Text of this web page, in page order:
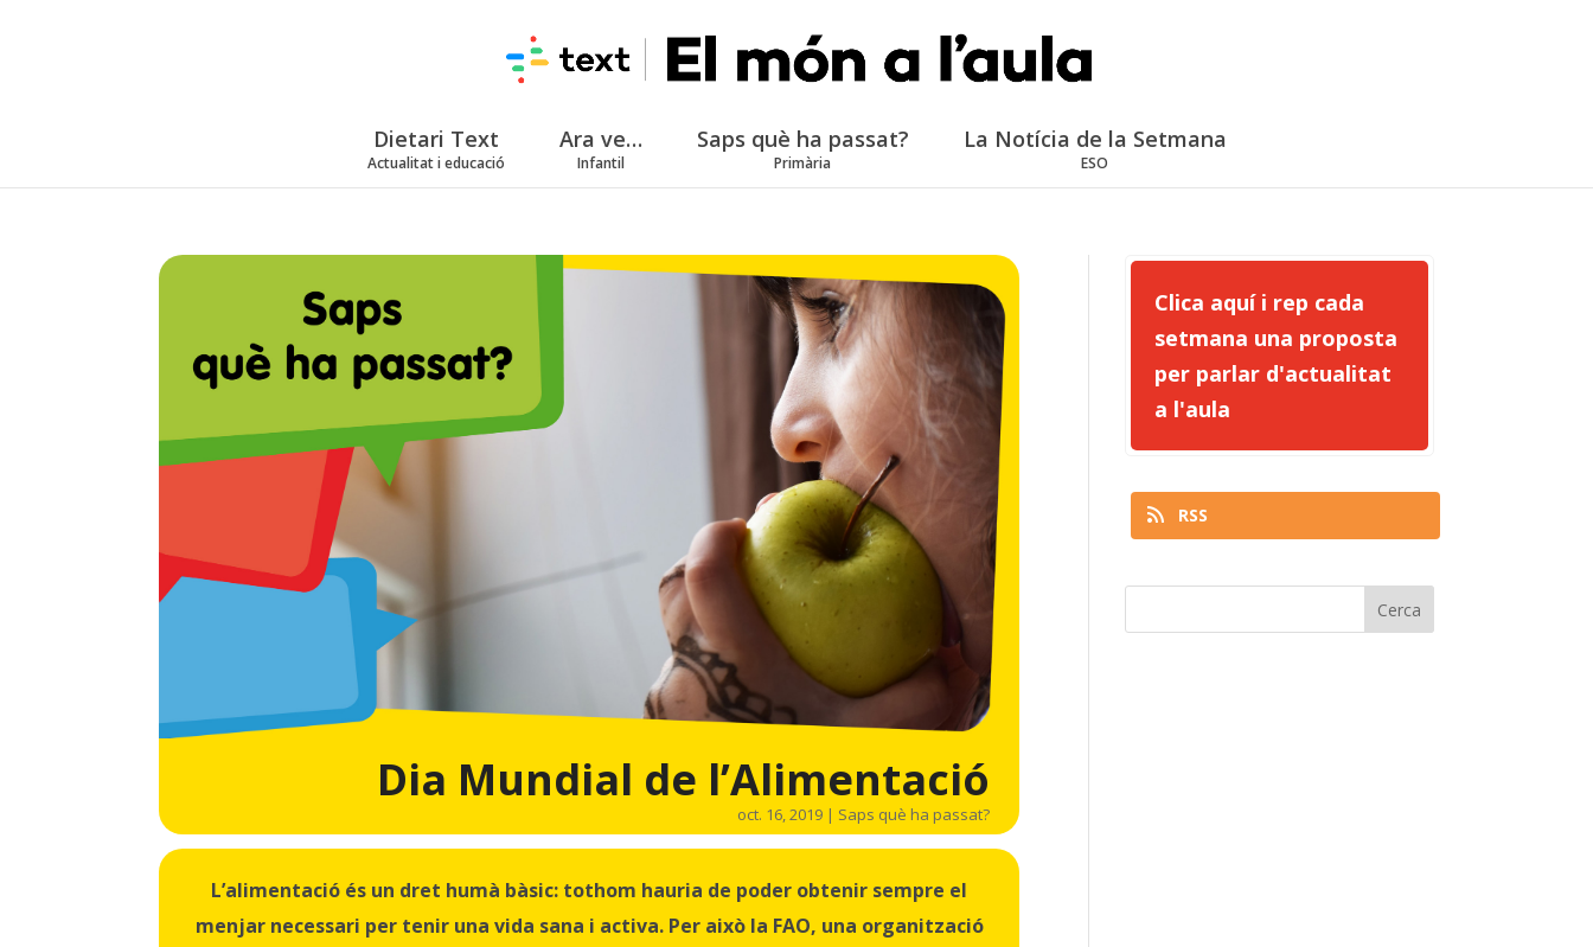
Dietari Text
Actualitat i educació
Ara ve…
Infantil
Saps què ha passat?
Primària
La Notícia de la Setmana
ESO
Dia Mundial de l’Alimentació
oct. 16, 2019| Saps què ha passat?
L’alimentació és un dret humà bàsic: tothom hauria de poder obtenir sempre el
menjar necessari per tenir una vida sana i activa. Per això la FAO, una organització
Clica aquí i rep cada
setmana una proposta
per parlar d'actualitat
a l'aula
RSS